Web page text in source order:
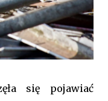
się pojawiać